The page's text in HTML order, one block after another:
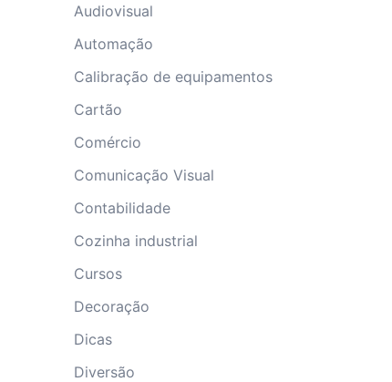
Audiovisual
Automação
Calibração de equipamentos
Cartão
Comércio
Comunicação Visual
Contabilidade
Cozinha industrial
Cursos
Decoração
Dicas
Diversão